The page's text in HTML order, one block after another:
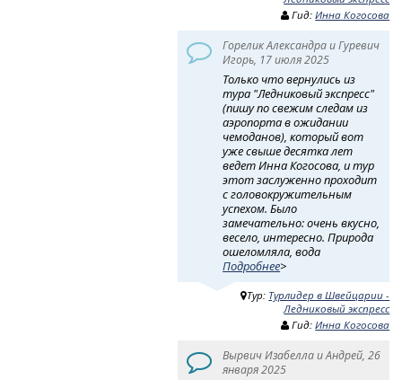
Гид:Инна Когосова
Горелик Александра и Гуревич
Игорь, 17 июля 2025
Только что вернулись из
тура "Ледниковый экспресс"
(пишу по свежим следам из
аэропорта в ожидании
чемоданов), который вот
уже свыше десятка лет
ведет Инна Когосова, и тур
этот заслуженно проходит
с головокружительным
успехом. Было
замечательно: очень вкусно,
весело, интересно. Природа
ошеломляла, вода
Подробнее>
Тур: Турлидер в Швейцарии -
Ледниковый экспресс
Гид:Инна Когосова
Вырвич Изабелла и Андрей, 26
января 2025